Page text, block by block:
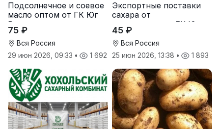
Подсолнечное и соевое
масло оптом от ГК Юг
Руси
75 ₽
Вся Россия
29 июн 2026, 09:33 • 1 692
Экспортные поставки
сахара от
производителя ГК Юг
Руси
45 ₽
Вся Россия
25 июн 2026, 13:38 • 1 893